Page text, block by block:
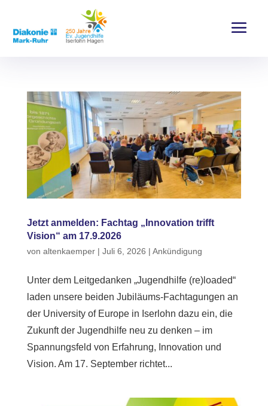
Jetzt anmelden: Fachtag „Innovation trifft
Vision“ am 17.9.2026
von altenkaemper| Juli 6, 2026 | Ankündigung
Unter dem Leitgedanken „Jugendhilfe (re)loaded“
laden unsere beiden Jubiläums-Fachtagungen an
der University of Europe in Iserlohn dazu ein, die
Zukunft der Jugendhilfe neu zu denken – im
Spannungsfeld von Erfahrung, Innovation und
Vision. Am 17. September richtet...